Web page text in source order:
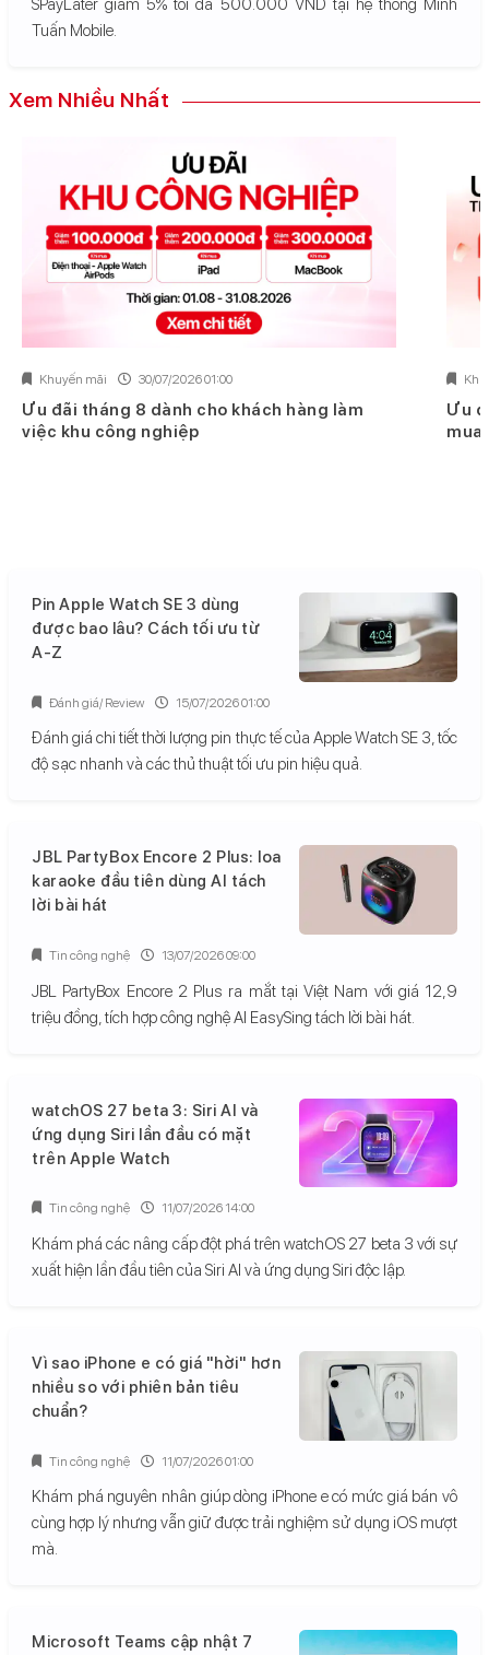
SPayLater giảm 5% tối đa 500.000 VND tại hệ thống Minh
Tuấn Mobile.
Xem Nhiều Nhất
Khuyến mãi 30/07/2026 01:00
Ưu đãi tháng 8 dành cho khách hàng làm
việc khu công nghiệp
Ưu
mua
Pin Apple Watch SE 3 dùng
được bao lâu? Cách tối ưu từ
A-Z
Đánh giá chi tiết thời lượng pin thực tế của Apple Watch SE 3, tốc
độ sạc nhanh và các thủ thuật tối ưu pin hiệu quả.
Đánh giá/ Review 15/07/2026 01:00
JBL PartyBox Encore 2 Plus: loa
karaoke đầu tiên dùng AI tách
lời bài hát
JBL PartyBox Encore 2 Plus ra mắt tại Việt Nam với giá 12,9
triệu đồng, tích hợp công nghệ AI EasySing tách lời bài hát.
Tin công nghệ 13/07/2026 09:00
watchOS 27 beta 3: Siri AI và
ứng dụng Siri lần đầu có mặt
trên Apple Watch
Khám phá các nâng cấp đột phá trên watchOS 27 beta 3 với sự
xuất hiện lần đầu tiên của Siri AI và ứng dụng Siri độc lập.
Tin công nghệ 11/07/2026 14:00
Vì sao iPhone e có giá "hời" hơn
nhiều so với phiên bản tiêu
chuẩn?
Khám phá nguyên nhân giúp dòng iPhone e có mức giá bán vô
cùng hợp lý nhưng vẫn giữ được trải nghiệm sử dụng iOS mượt
mà.
Tin công nghệ 11/07/2026 01:00
Microsoft Teams cập nhật 7